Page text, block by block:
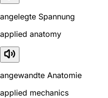
angelegte Spannung
applied anatomy
angewandte Anatomie
applied mechanics